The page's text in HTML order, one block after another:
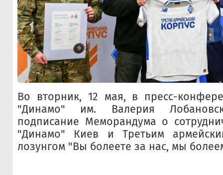
Во вторник, 12 мая, в пресс-
"Динамо" им. Валерия
подписание Меморандума о
"Динамо" Киев и Третьим
лозунгом "Вы болеете за нас, мы